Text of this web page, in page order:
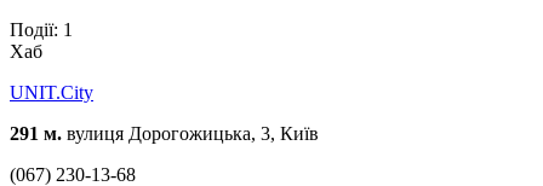
Події: 1
Хаб
UNIT.City
291 м. вулиця Дорогожицька, 3, Київ
(067) 230-13-68